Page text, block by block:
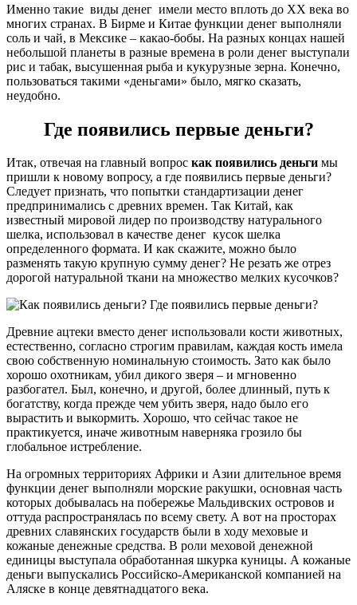
Именно такие виды денег имели место вплоть до ХХ века во
многих странах. В Бирме и Китае функции денег выполняли
соль и чай, в Мексике – какао-бобы. На разных концах нашей
небольшой планеты в разные времена в роли денег выступали
рис и табак, высушенная рыба и кукурузные зерна. Конечно,
пользоваться такими «деньгами» было, мягко сказать,
неудобно.
Где появились первые деньги?
Итак, отвечая на главный вопрос как появились деньги мы
пришли к новому вопросу, а где появились первые деньги?
Следует признать, что попытки стандартизации денег
предпринимались с древних времен. Так Китай, как
известный мировой лидер по производству натурального
шелка, использовал в качестве денег кусок шелка
определенного формата. И как скажите, можно было
разменять такую крупную сумму денег? Не резать же отрез
дорогой натуральной ткани на множество мелких кусочков?
Древние ацтеки вместо денег использовали кости животных,
естественно, согласно строгим правилам, каждая кость имела
свою собственную номинальную стоимость. Зато как было
хорошо охотникам, убил дикого зверя – и мгновенно
разбогател. Был, конечно, и другой, более длинный, путь к
богатству, когда прежде чем убить зверя, надо было его
вырастить и выкормить. Хорошо, что сейчас такое не
практикуется, иначе животным наверняка грозило бы
глобальное истребление.
На огромных территориях Африки и Азии длительное время
функции денег выполняли морские ракушки, основная часть
которых добывалась на побережье Мальдивских островов и
оттуда распространялась по всему свету. А вот на просторах
древних славянских государств были в ходу меховые и
кожаные денежные средства. В роли меховой денежной
единицы выступала обработанная шкурка куницы. А кожаные
деньги выпускались Российско-Американской компанией на
Аляске в конце девятнадцатого века.